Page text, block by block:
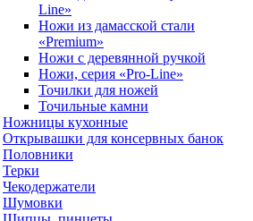
Line»
Ножи из дамасской стали
«Premium»
Ножи с деревянной ручкой
Ножи, серия «Pro-Line»
Точилки для ножей
Точильные камни
Ножницы кухонные
Открывашки для консервных банок
Половники
Терки
Чекодержатели
Шумовки